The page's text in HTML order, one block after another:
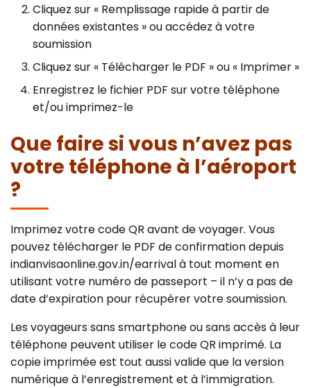
Cliquez sur « Remplissage rapide à partir de
données existantes » ou accédez à votre
soumission
Cliquez sur « Télécharger le PDF » ou « Imprimer »
Enregistrez le fichier PDF sur votre téléphone
et/ou imprimez-le
Que faire si vous n’avez pas
votre téléphone à l’aéroport
?
Imprimez votre code QR avant de voyager. Vous
pouvez télécharger le PDF de confirmation depuis
indianvisaonline.gov.in/earrival à tout moment en
utilisant votre numéro de passeport – il n’y a pas de
date d’expiration pour récupérer votre soumission.
Les voyageurs sans smartphone ou sans accès à leur
téléphone peuvent utiliser le code QR imprimé. La
copie imprimée est tout aussi valide que la version
numérique à l’enregistrement et à l’immigration.